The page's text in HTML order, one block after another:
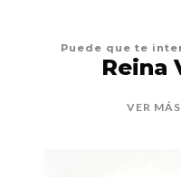
Puede que te
Reina
VER